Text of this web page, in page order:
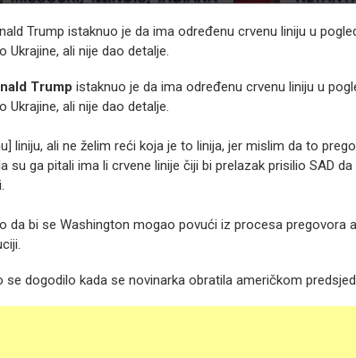
Trump istaknuo je da ima određenu crvenu liniju u
ali nije dao detalje.
Trump istaknuo je da ima određenu crvenu liniju u
ali nije dao detalje.
liniju, ali ne želim reći koja je to linija, jer mislim da to
su ga pitali ima li crvene linije čiji bi prelazak prisilio SAD
da bi se Washington mogao povući iz procesa pregovora
dogodilo kada se novinarka obratila američkom